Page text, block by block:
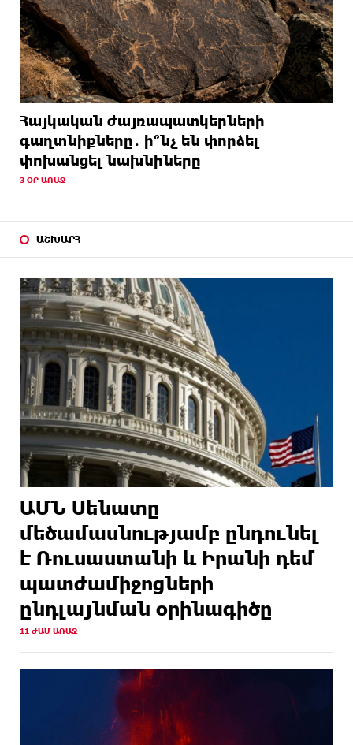
Հայկական ժայռապատկերների
գաղտնիքները․ ի՞նչ են փորձել
փոխանցել նախնիները
3 ՕՐ ԱՌԱՋ
ԱՇԽԱՐՀ
ԱՄՆ Սենատը
մեծամասնությամբ ընդունել
է Ռուսաստանի և Իրանի դեմ
պատժամիջոցների
ընդլայնման օրինագիծը
11 ԺԱՄ ԱՌԱՋ